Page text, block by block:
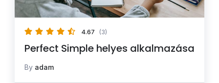
4.67 (3)
Perfect Simple helyes alkalmazása
By adam